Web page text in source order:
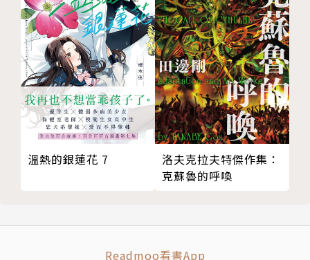
溫熱的銀蓮花 7
洛夫克拉夫特傑作集：
克蘇魯的呼喚
Readmoo看書App